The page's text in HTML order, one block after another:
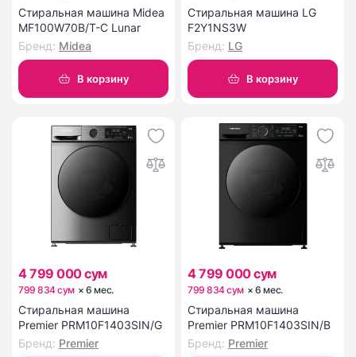
Стиральная машина Midea
MF100W70B/T-C Lunar
Бренд: Midea
В корзину
Стиральная машина LG
F2Y1NS3W
Бренд: LG
В корзину
4 799 000 сум
799 834 сум ×6 мес.
Стиральная машина
Premier PRM10F1403SIN/G
Бренд: Premier
4 799 000 сум
799 834 сум ×6 мес.
Стиральная машина
Premier PRM10F1403SIN/B
Бренд: Premier